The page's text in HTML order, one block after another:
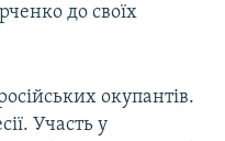
до своїх
окупантів.
Участь у